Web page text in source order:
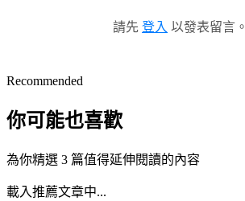
請先 登入 以發表留言。
Recommended
你可能也喜歡
為你精選 3 篇值得延伸閱讀的內容
載入推薦文章中...